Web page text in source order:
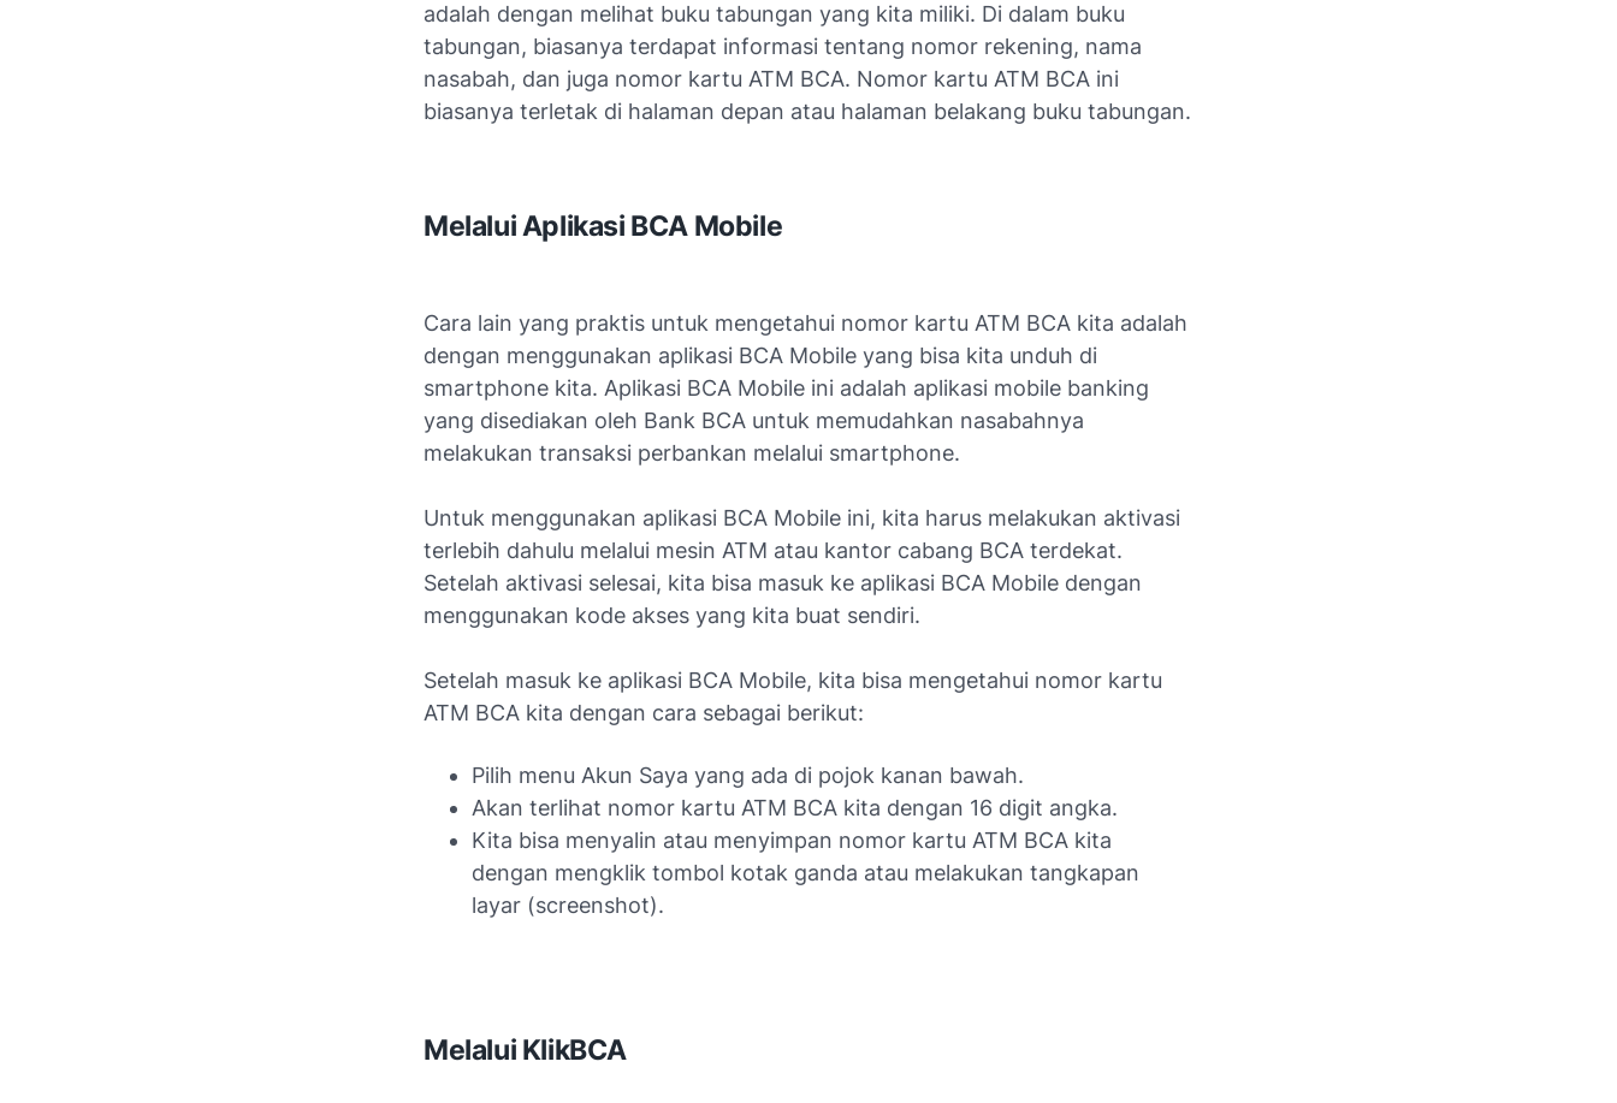
adalah dengan melihat buku tabungan yang kita miliki. Di dalam buku
tabungan, biasanya terdapat informasi tentang nomor rekening, nama
nasabah, dan juga nomor kartu ATM BCA. Nomor kartu ATM BCA ini
biasanya terletak di halaman depan atau halaman belakang buku tabungan.
Melalui Aplikasi BCA Mobile
Cara lain yang praktis untuk mengetahui nomor kartu ATM BCA kita adalah
dengan menggunakan aplikasi BCA Mobile yang bisa kita unduh di
smartphone kita. Aplikasi BCA Mobile ini adalah aplikasi mobile banking
yang disediakan oleh Bank BCA untuk memudahkan nasabahnya
melakukan transaksi perbankan melalui smartphone.
Untuk menggunakan aplikasi BCA Mobile ini, kita harus melakukan aktivasi
terlebih dahulu melalui mesin ATM atau kantor cabang BCA terdekat.
Setelah aktivasi selesai, kita bisa masuk ke aplikasi BCA Mobile dengan
menggunakan kode akses yang kita buat sendiri.
Setelah masuk ke aplikasi BCA Mobile, kita bisa mengetahui nomor kartu
ATM BCA kita dengan cara sebagai berikut:
Pilih menu Akun Saya yang ada di pojok kanan bawah.
Akan terlihat nomor kartu ATM BCA kita dengan 16 digit angka.
Kita bisa menyalin atau menyimpan nomor kartu ATM BCA kita
dengan mengklik tombol kotak ganda atau melakukan tangkapan
layar (screenshot).
Melalui KlikBCA